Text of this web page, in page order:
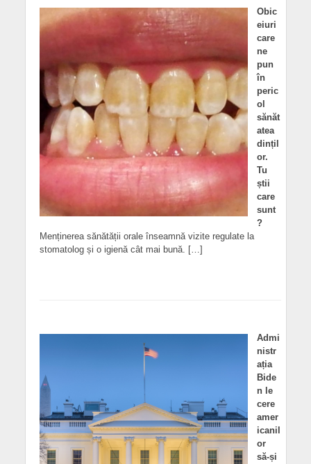
Obic
eiuri
care
ne
pun
în
peric
ol
sănăt
atea
dințil
or.
Tu
știi
care
sunt
?
Menținerea sănătății orale înseamnă vizite regulate la
stomatolog și o igienă cât mai bună. […]
Admi
nistr
ația
Bide
n le
cere
amer
icanil
or
să-și